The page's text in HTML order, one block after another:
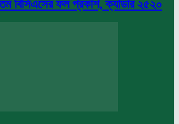
বিসিএসের ফল প্রকাশ, ক্যাডার ২৫২০